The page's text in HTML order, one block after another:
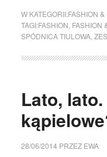
W KATEGORII:FASHION
TAGI:FASHION FASHION
SPÓDNICA TIULOWA,
Lato,
28/06/2014 PRZEZ EWA